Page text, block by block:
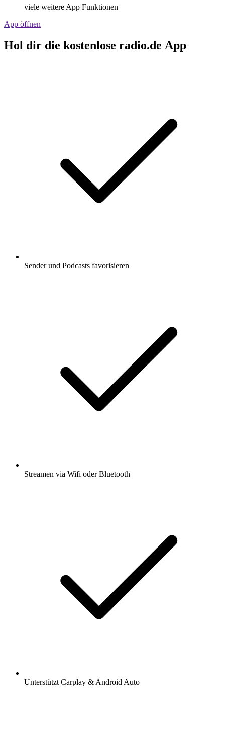
viele weitere App Funktionen
App öffnen
Hol dir die kostenlose radio.de App
Sender und Podcasts favorisieren
Streamen via Wifi oder Bluetooth
Unterstützt Carplay & Android Auto